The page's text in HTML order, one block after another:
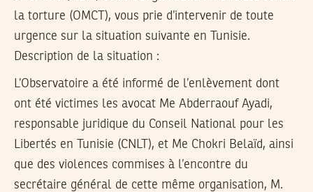
la torture (OMCT), vous prie d’intervenir de toute
urgence sur la situation suivante en Tunisie.
Description de la situation :
L’Observatoire a été informé de l’enlèvement dont
ont été victimes les avocat Me Abderraouf Ayadi,
responsable juridique du Conseil National pour les
Libertés en Tunisie (CNLT), et Me Chokri Belaïd, ainsi
que des violences commises à l’encontre du
secrétaire général de cette même organisation, M.